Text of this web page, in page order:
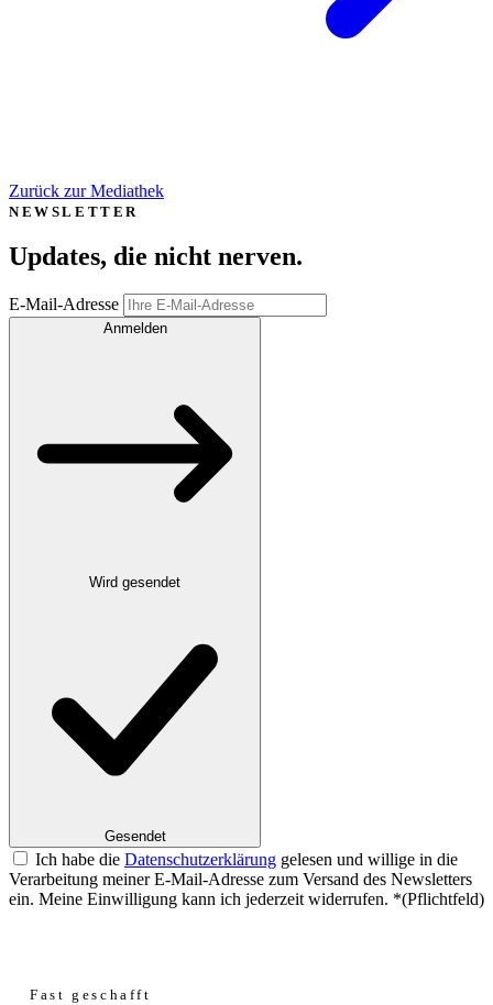
Zurück zur Mediathek
NEWSLETTER
Updates, die nicht nerven.
E-Mail-Adresse
Anmelden
Gesendet
Ich habe die Datenschutzerklärung gelesen und willige in die
Verarbeitung meiner E-Mail-Adresse zum Versand des Newsletters
ein. Meine Einwilligung kann ich jederzeit widerrufen. *(Pflichtfeld)
Fast geschafft